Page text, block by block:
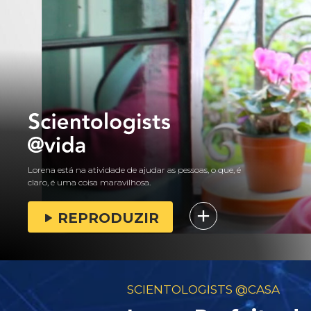
Lorena está na atividade de ajudar as pessoas, o que, é
claro, é uma coisa maravilhosa.
REPRODUZIR
SCIENTOLOGISTS @CASA